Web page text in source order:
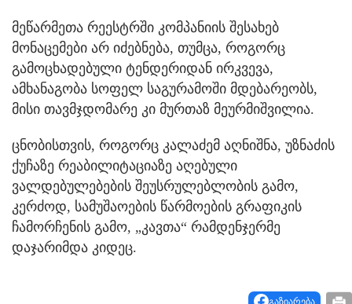
მეწარმეთა რეესტრში კომპანიის შესახებ
მონაცემები არ იძებნება, თუმცა, როგორც
გამოცხადებული ტენდერიდან ირკვევა,
ამხანაგობა სოფელ საგურამოში მდებარეობს,
მისი თავმჯდომარე კი მურთაზ მეურმიშვილია.
ცნობისთვის, როგორც კალაძემ აღნიშნა, უზნაძის
ქუჩაზე რეაბილიტაციაზე აღებული
ვალდებულებების შეუსრულებლობის გამო,
კერძოდ, სამუშაოების წარმოების გრაფიკის
ჩამორჩენის გამო, „კავთა“ რამდენჯერმე
დაჯარიმდა კიდეც.
გაზიარება